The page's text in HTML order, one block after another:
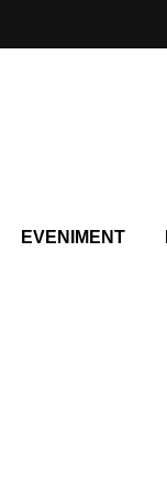
EVENIMENT